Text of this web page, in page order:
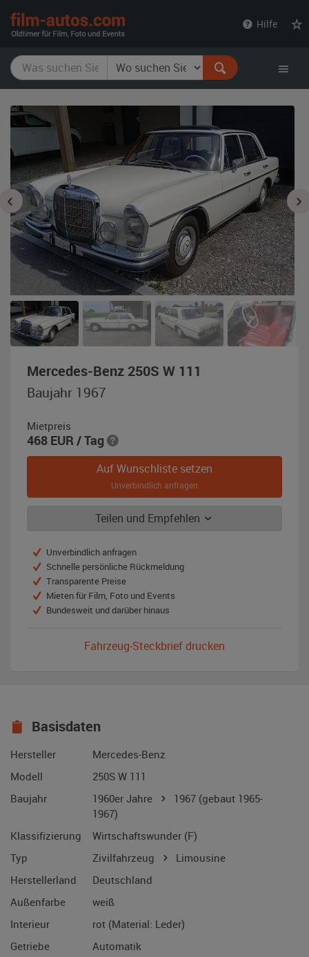
Hilfe
Mercedes-Benz 250S W 111
Baujahr 1967
Mietpreis
468 EUR / Tag
Auf Wunschliste setzen
Unverbindlich anfragen
Teilen und Empfehlen
Unverbindlich anfragen
Schnelle persönliche Rückmeldung
Transparente Preise
Mieten für Film, Foto und Events
Bundesweit und darüber hinaus
Fahrzeug-Steckbrief drucken
Basisdaten
Hersteller
Mercedes-Benz
Modell
250S W 111
Baujahr
1960er Jahre 1967 (gebaut 1965-
1967)
Klassifizierung
Wirtschaftswunder (F)
Typ
Zivilfahrzeug
Limousine
Herstellerland
Deutschland
Außenfarbe
weiß
Interieur
rot (Material: Leder)
Getriebe
Automatik